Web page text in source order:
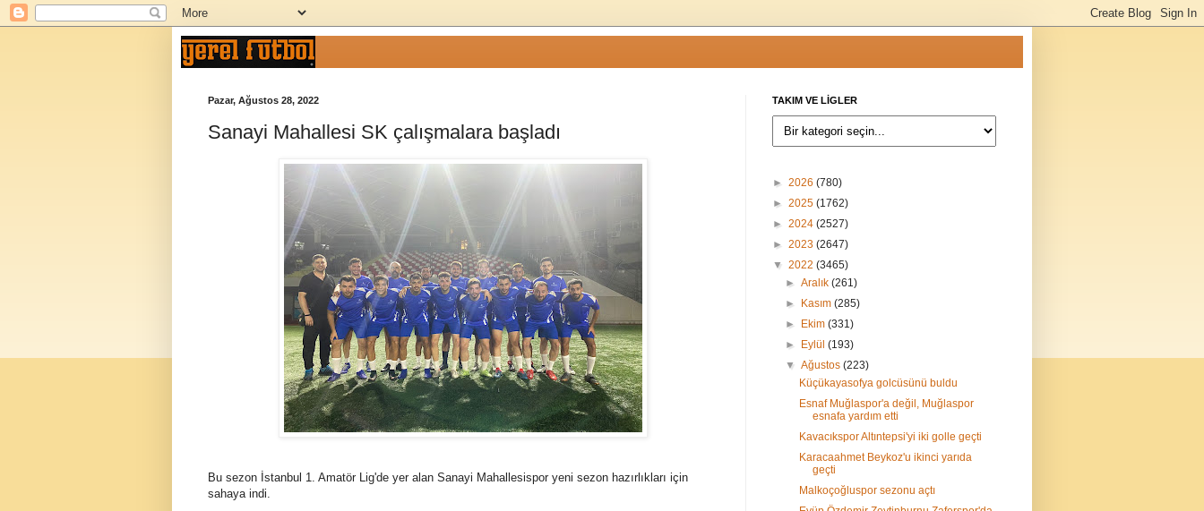
Pazar, Ağustos 28, 2022
Sanayi Mahallesi SK çalışmalara başladı
Bu sezon İstanbul 1. Amatör Lig'de yer alan Sanayi Mahallesispor yeni sezon hazırlıkları için
sahaya indi.
TAKIM VE LİGLER
► 2026 (780)
► 2025 (1762)
► 2024 (2527)
► 2023 (2647)
▼ 2022 (3465)
►Aralık(261)
►
Kasım(285)
►
Ekim(331)
►
Eylül(193)
▼Ağustos(223)
Küçükayasofya golcüsünü buldu
Esnaf Muğlaspor'a değil, Muğlaspor
esnafa yardım etti
Kavacıkspor Altıntepsi'yi iki golle geçti
Karacaahmet Beykoz'u ikinci yarıda
geçti
Malkoçoğluspor sezonu açtı